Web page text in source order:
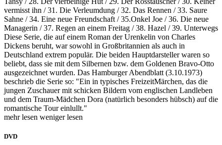
vermisst ihn / 31. Die Verleumdung / 32. Das Rennen / 33. Saure
Sahne / 34. Eine neue Freundschaft / 35.Onkel Joe / 36. Die neue
Managerin / 37. Regen an einem Freitag / 38. Hazel / 39. Unterwegs
Diese Serie, die auf einem Roman der Urenkelin von Charles
Dickens beruht, war sowohl in Großbritannien als auch in
Deutschland extrem populär. Die beiden Hauptdarsteller waren so
beliebt, dass sie mit dem Silbernen bzw. dem Goldenen Bravo-Otto
ausgezeichnet wurden. Das Hamburger Abendblatt (3.10.1973)
beschrieb die Serie so: "Ein in typisches FreizeitMärchen, das die
jungen Zuschauer mit schicken Bildern vom englischen Landleben
und dem Traum-Mädchen Dora (natürlich besonders hübsch) auf die
romantische Tour einlullt."
mehr lesen weniger lesen
DVD